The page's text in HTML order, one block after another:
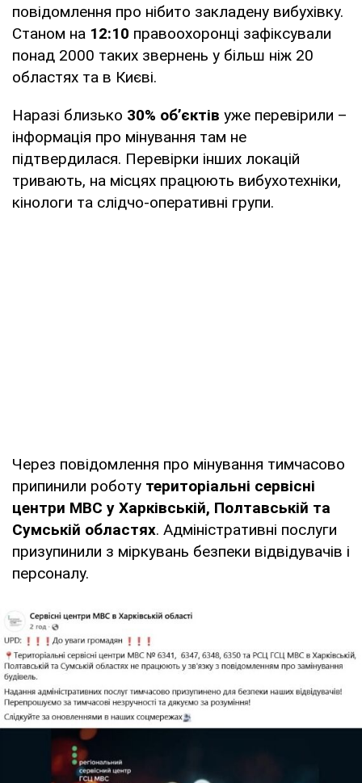
повідомлення про нібито закладену вибухівку.
Станом на 12:10 правоохоронці зафіксували
понад 2000 таких звернень у більш ніж 20
областях та в Києві.
Наразі близько 30% об’єктів уже перевірили –
інформація про мінування там не
підтвердилася. Перевірки інших локацій
тривають, на місцях працюють вибухотехніки,
кінологи та слідчо-оперативні групи.
Через повідомлення про мінування тимчасово
припинили роботу територіальні сервісні
центри МВС у Харківській, Полтавській та
Сумській областях. Адміністративні послуги
призупинили з міркувань безпеки відвідувачів і
персоналу.